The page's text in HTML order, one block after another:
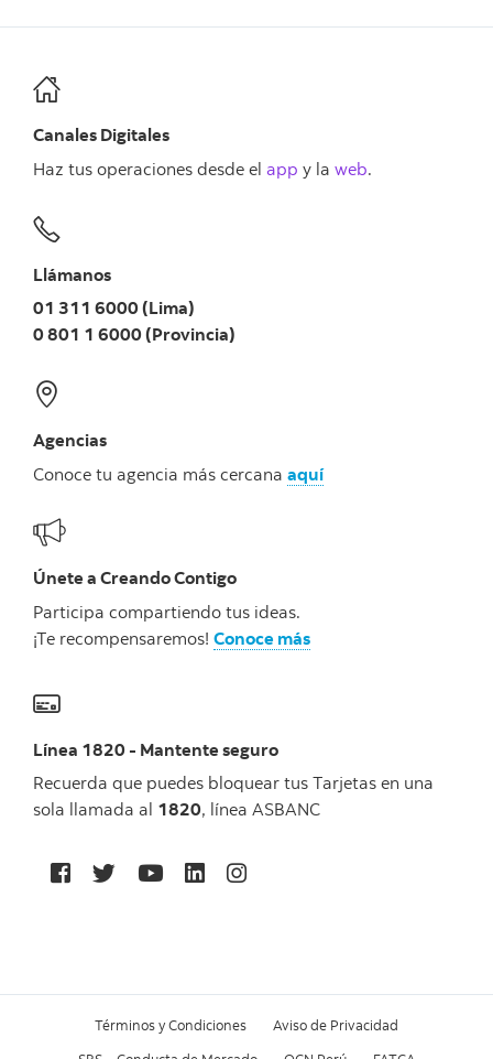
Canales Digitales
Haz tus operaciones desde el app y la web.
Llámanos
01 311 6000 (Lima)
0 801 1 6000 (Provincia)
Agencias
Conoce tu agencia más cercana aquí
Únete a Creando Contigo
Participa compartiendo tus ideas.
¡Te recompensaremos! Conoce más
Línea 1820 - Mantente seguro
Recuerda que puedes bloquear tus Tarjetas en una
sola llamada al 1820, línea ASBANC
Términos y Condiciones Aviso de Privacidad